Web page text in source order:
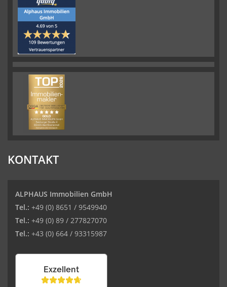
KONTAKT
ALPHAUS Immobilien GmbH
Tel.: +49 (0) 8651 / 9549940
Tel.: +49 (0) 89 / 277827070
Tel.: +43 (0) 664 / 93315987